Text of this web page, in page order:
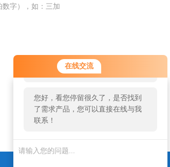
在线交流
您好！欢迎前来咨询，很高兴为您
服务，请问您要咨询什么问题呢？
您好，看您停留很久了，是否找到
了需求产品，您可以直接在线与我
联系！
字），如：三加
返回